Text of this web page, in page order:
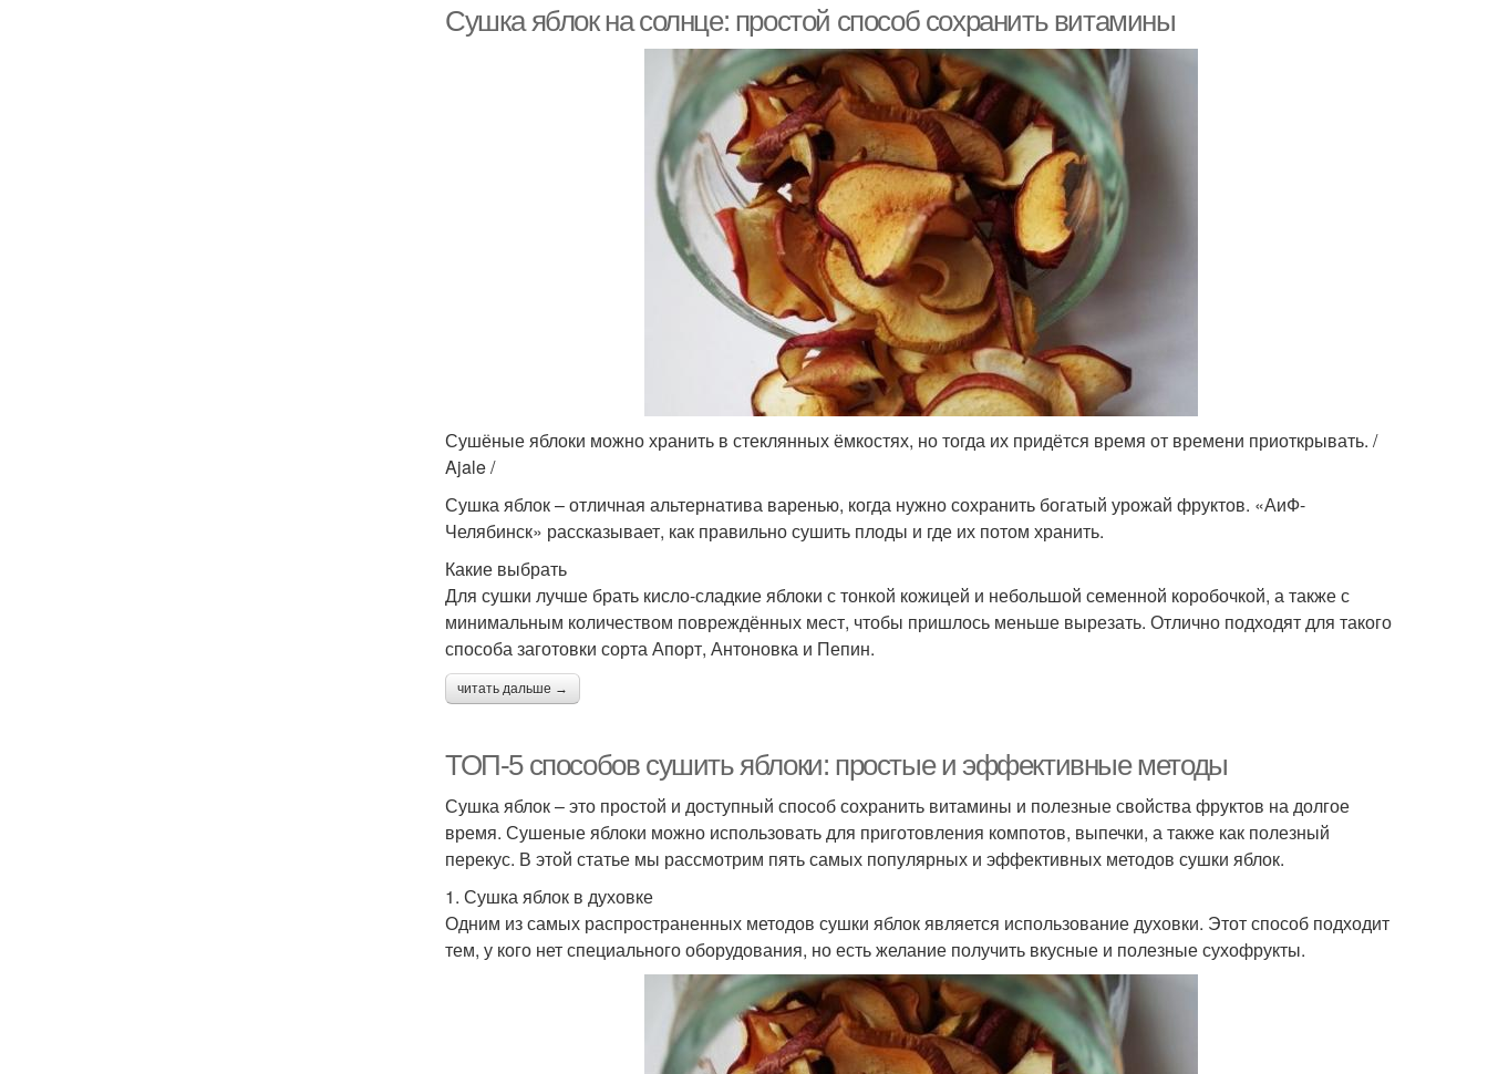
Сушка яблок на солнце: простой способ сохранить витамины
Сушёные яблоки можно хранить в стеклянных ёмкостях, но тогда их придётся время от времени приоткрывать. /
Ajale /
Сушка яблок – отличная альтернатива варенью, когда нужно сохранить богатый урожай фруктов. «АиФ-
Челябинск» рассказывает, как правильно сушить плоды и где их потом хранить.
Какие выбрать
Для сушки лучше брать кисло-сладкие яблоки с тонкой кожицей и небольшой семенной коробочкой, а также с
минимальным количеством повреждённых мест, чтобы пришлось меньше вырезать. Отлично подходят для такого
способа заготовки сорта Апорт, Антоновка и Пепин.
читать дальше →
ТОП-5 способов сушить яблоки: простые и эффективные методы
Сушка яблок – это простой и доступный способ сохранить витамины и полезные свойства фруктов на долгое
время. Сушеные яблоки можно использовать для приготовления компотов, выпечки, а также как полезный
перекус. В этой статье мы рассмотрим пять самых популярных и эффективных методов сушки яблок.
1. Сушка яблок в духовке
Одним из самых распространенных методов сушки яблок является использование духовки. Этот способ подходит
тем, у кого нет специального оборудования, но есть желание получить вкусные и полезные сухофрукты.